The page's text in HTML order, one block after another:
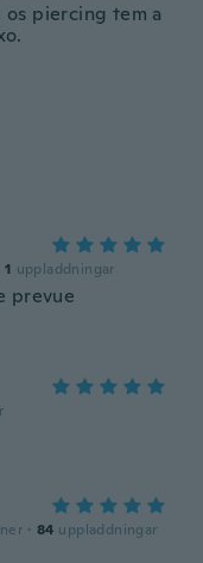
piercing tem a
1 uppladdningar
prevue
· 84 uppladdningar